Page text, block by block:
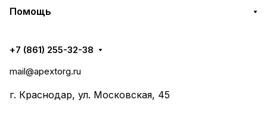
Помощь
+7 (861) 255-32-38
mail@apextorg.ru
г. Краснодар, ул. Московская, 45